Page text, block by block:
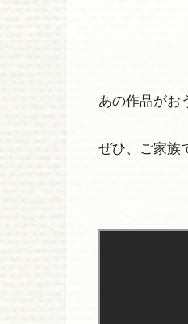
あの作品がお
ぜひ、ご家族